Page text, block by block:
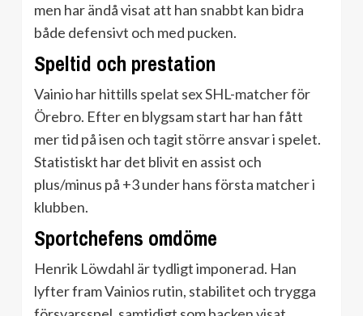
men har ändå visat att han snabbt kan bidra
både defensivt och med pucken.
Speltid och prestation
Vainio har hittills spelat sex SHL-matcher för
Örebro. Efter en blygsam start har han fått
mer tid på isen och tagit större ansvar i spelet.
Statistiskt har det blivit en assist och
plus/minus på +3 under hans första matcher i
klubben.
Sportchefens omdöme
Henrik Löwdahl är tydligt imponerad. Han
lyfter fram Vainios rutin, stabilitet och trygga